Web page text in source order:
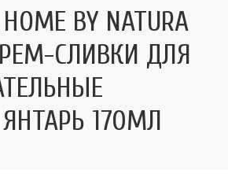
BY NATURA
СЛИВКИ ДЛЯ
170МЛ